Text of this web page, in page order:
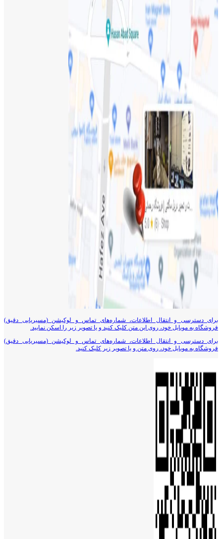
برای دسترسی و انتقال اطلاعات، شماره‌های تماس و لوکیشن (مسیریابی دقیق)
فروشگاه به موبایل خود، روی این متن کلیک کنید و یا تصویر زیر را اسکن نمایید.
برای دسترسی و انتقال اطلاعات، شماره‌های تماس و لوکیشن (مسیریابی دقیق)
فروشگاه به موبایل خود، روی متن و یا تصویر زیر کلیک کنید.